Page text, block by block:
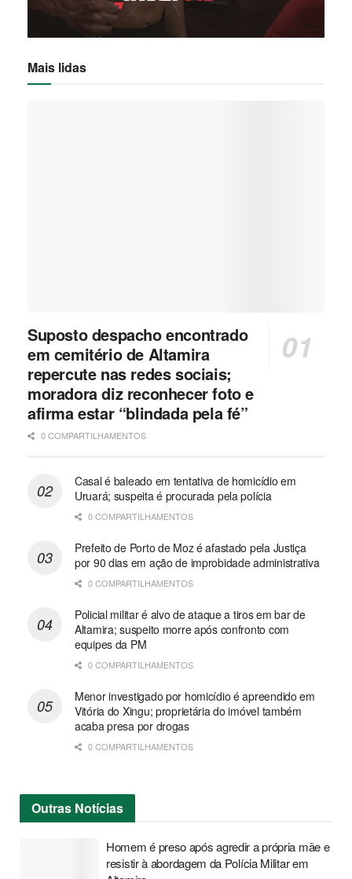
Mais lidas
Suposto despacho encontrado
em cemitério de Altamira
repercute nas redes sociais;
moradora diz reconhecer foto e
afirma estar “blindada pela fé”
0 COMPARTILHAMENTOS
Casal é baleado em tentativa de homicídio em
Uruará; suspeita é procurada pela polícia
0 COMPARTILHAMENTOS
Prefeito de Porto de Moz é afastado pela Justiça
por 90 dias em ação de improbidade administrativa
0 COMPARTILHAMENTOS
Policial militar é alvo de ataque a tiros em bar de
Altamira; suspeito morre após confronto com
equipes da PM
0 COMPARTILHAMENTOS
Menor investigado por homicídio é apreendido em
Vitória do Xingu; proprietária do imóvel também
acaba presa por drogas
0 COMPARTILHAMENTOS
Outras Notícias
Homem é preso após agredir a própria mãe e
resistir à abordagem da Polícia Militar em